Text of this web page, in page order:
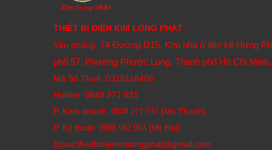
THIẾT BỊ ĐIỆN KIM LONG PHÁT
Văn phòng: 74 Đường D15, Khu nhà ở liền kề Hưng
phố 57, Phường Phước Long, Thành phố Hồ Chí
Mã Số Thuế: 0316116466
Hotline: 0849 271 531
P. Kinh doanh: 0849 271 531 (Ms Thanh)
P. Kỹ thuật: 0908 982 993​ (Mr Đại)
Email:thietbidienkimlongphat@gmail.com